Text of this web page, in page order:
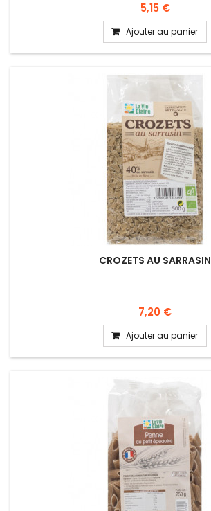
5,15 €
Ajouter au panier
CROZETS AU SARRASIN
7,20 €
Ajouter au panier